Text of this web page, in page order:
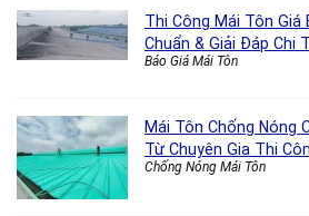
Thi Công Mái Tôn Giá
Chuẩn & Giải Đáp Chi
Báo Giá Mái Tôn
Mái Tôn Chống Nóng
Từ Chuyên Gia Thi
Chống Nóng Mái Tôn